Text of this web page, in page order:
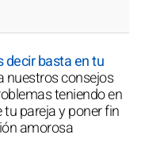
decir basta en tu
nuestros consejos
teniendo en
pareja y poner fin
amorosa